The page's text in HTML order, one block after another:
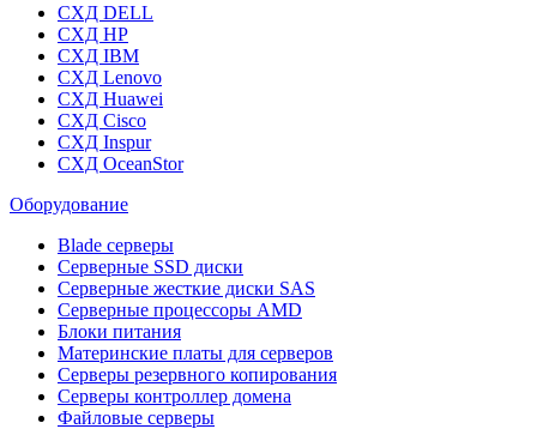
СХД DELL
СХД HP
СХД IBM
СХД Lenovo
СХД Huawei
СХД Cisco
СХД Inspur
СХД OceanStor
Оборудование
Blade серверы
Серверные SSD диски
Cерверные жесткие диски SAS
Серверные процессоры AMD
Блоки питания
Материнские платы для серверов
Серверы резервного копирования
Серверы контроллер домена
Файловые серверы